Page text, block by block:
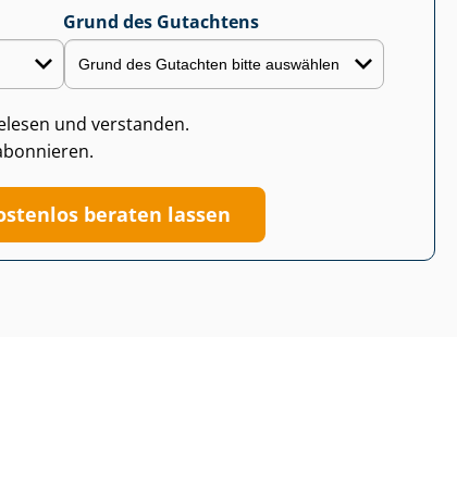
Grund des Gutachtens
und verstanden.
beraten lassen